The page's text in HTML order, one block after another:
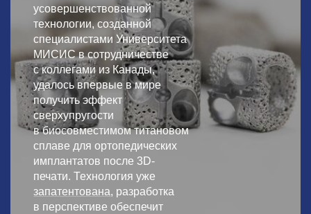
усовершенствованной
технологии, созданной
специалистами Университета
МИСИС в сотрудничестве
с коллегами из Канады,
удалось впервые в мире
получить эффект
сверхупругости
в биосовместимом титановом
сплаве для ортопедических
имплантатов после 3D-
печати. Технология уже
запатентована, разработка
в перспективе обеспечит